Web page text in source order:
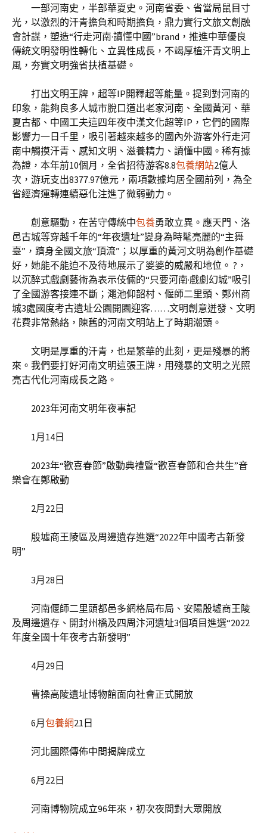
一部河南史，半部華夏史。河南省委、省當局鼠目寸
光，以激烈的汗青擔負和時期擔負，鼎力實行文旅文創融
會計謀，塑造“行走河南·讀懂中國”brand，推進中華優良
傳統文明發明性轉化、立異性成長，不竭厚植汗青文明上
風，夯實文明強省扶植基礎。
打出文明王牌，超等IP開釋超等能量。提到對河南的
印象，能夠良多人城市脫口道出老家河南、全國黃河、華
夏古都、中國工夫這四年夜中漢文化超等IP，它們的國際
影響力一日千里，吸引著越來越多的國內外游客外行走河
南中觸摸汗青、感知文明、滋養精力、讀懂中國。稀有據
為證，本年前10個月，全省招待游客8.8包養網站2億人
次，游玩支出8377.97億元，兩項數據均居全國前列，為全
省經濟運轉連續惡化注進了微弱動力。
創意驅動，在苦守傳統中包養勇敢立異。應天門、洛
邑古城等穿越千年的“年夜遺址”變身為時髦亮麗的“主舞
臺”，躋身全國文旅“頂流”；以厚重的黃河文明為創作基礎
好，她能不能迫不及待地展示了婆婆的威嚴和地位。 ?，
以沉醉式戲劇藝術為表示伎倆的“只要河南·戲劇幻城”吸引
了全國游客接連不斷；澠池仰韶村、偃師二里頭、鄭州商
城3處國度考古遺址公園開園迎客……文明創意迸發、文明
花費非常熱絡，陳舊的河南文明站上了時期潮頭。
文明是厚重的汗青，也是繁華的此刻，更是殘暴的將
來。我們要打好河南文明這張王牌，用殘暴的文明之光照
亮古代化河南成長之路。
2023年河南文明年夜事記
1月14日
2023年“歡喜春節”啟動典禮暨“歡喜春節和合共生”音
樂會在鄭啟動
2月22日
殷墟商王陵區及周邊遺存進選“2022年中國考古新發
明”
3月28日
河南偃師二里頭都邑多網格局布局、安陽殷墟商王陵
及周邊遺存、開封州橋及四周汴河遺址3個項目進選“2022
年度全國十年夜考古新發明”
4月29日
曹操高陵遺址博物館面向社會正式開放
6月包養網21日
河北國際傳佈中間揭牌成立
6月22日
河南博物院成立96年來，初次夜間對大眾開放